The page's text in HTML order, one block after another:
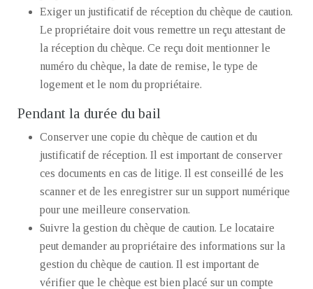
Exiger un justificatif de réception du chèque de caution.
Le propriétaire doit vous remettre un reçu attestant de
la réception du chèque. Ce reçu doit mentionner le
numéro du chèque, la date de remise, le type de
logement et le nom du propriétaire.
Pendant la durée du bail
Conserver une copie du chèque de caution et du
justificatif de réception. Il est important de conserver
ces documents en cas de litige. Il est conseillé de les
scanner et de les enregistrer sur un support numérique
pour une meilleure conservation.
Suivre la gestion du chèque de caution. Le locataire
peut demander au propriétaire des informations sur la
gestion du chèque de caution. Il est important de
vérifier que le chèque est bien placé sur un compte